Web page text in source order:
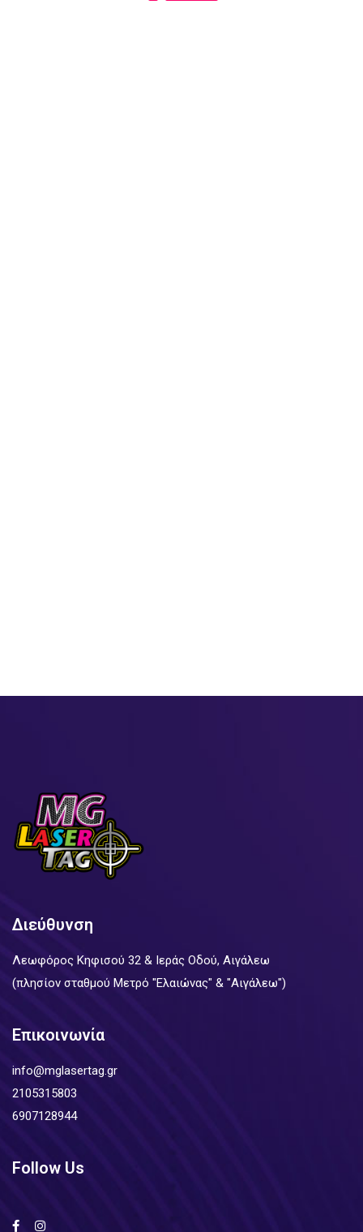
Διεύθυνση
Λεωφόρος Κηφισού 32 & Ιεράς Οδού, Αιγάλεω
(πλησίον σταθμού Μετρό "Ελαιώνας" & "Αιγάλεω")
Επικοινωνία
info@mglasertag.gr
2105315803
6907128944
Follow Us